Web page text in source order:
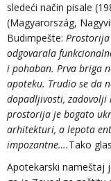
sledeći način pisale
(Magyarország,
Budimpešte:
odgovarala
i pohaban. Prva briga
apoteku. Trudio se da
dopadljivosti, zadovolji
prostorija je bogato
arhitekturi, a lepota
impozantne….Tako
Apotekarski nameštaj